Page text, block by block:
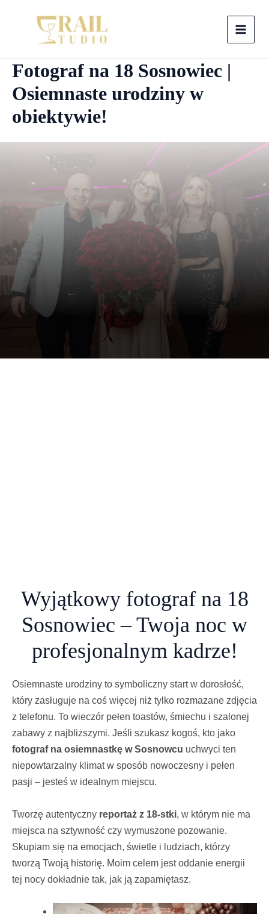
Fotograf na 18 Sosnowiec |
Osiemnaste urodziny w
obiektywie!
Wyjątkowy fotograf na 18
Sosnowiec – Twoja noc w
profesjonalnym kadrze!
Osiemnaste urodziny to symboliczny start w dorosłość,
który zasługuje na coś więcej niż tylko rozmazane zdjęcia
z telefonu. To wieczór pełen toastów, śmiechu i szalonej
zabawy z najbliższymi. Jeśli szukasz kogoś, kto jako
fotograf na osiemnastkę w Sosnowcu uchwyci ten
niepowtarzalny klimat w sposób nowoczesny i pełen
pasji – jesteś w idealnym miejscu.
Tworzę autentyczny reportaż z 18-stki, w którym nie ma
miejsca na sztywność czy wymuszone pozowanie.
Skupiam się na emocjach, świetle i ludziach, którzy
tworzą Twoją historię. Moim celem jest oddanie energii
tej nocy dokładnie tak, jak ją zapamiętasz.